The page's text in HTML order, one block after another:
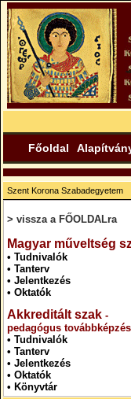
Főoldal
Szent Korona Szabadegyetem
> vissza a FŐOLDALra
Magyar műveltség
• Tudnivalók
• Tanterv
• Jelentkezés
• Oktatók
Akkreditált szak -
pedagógus
• Tudnivalók
• Tanterv
• Jelentkezés
• Oktatók
• Könyvtár